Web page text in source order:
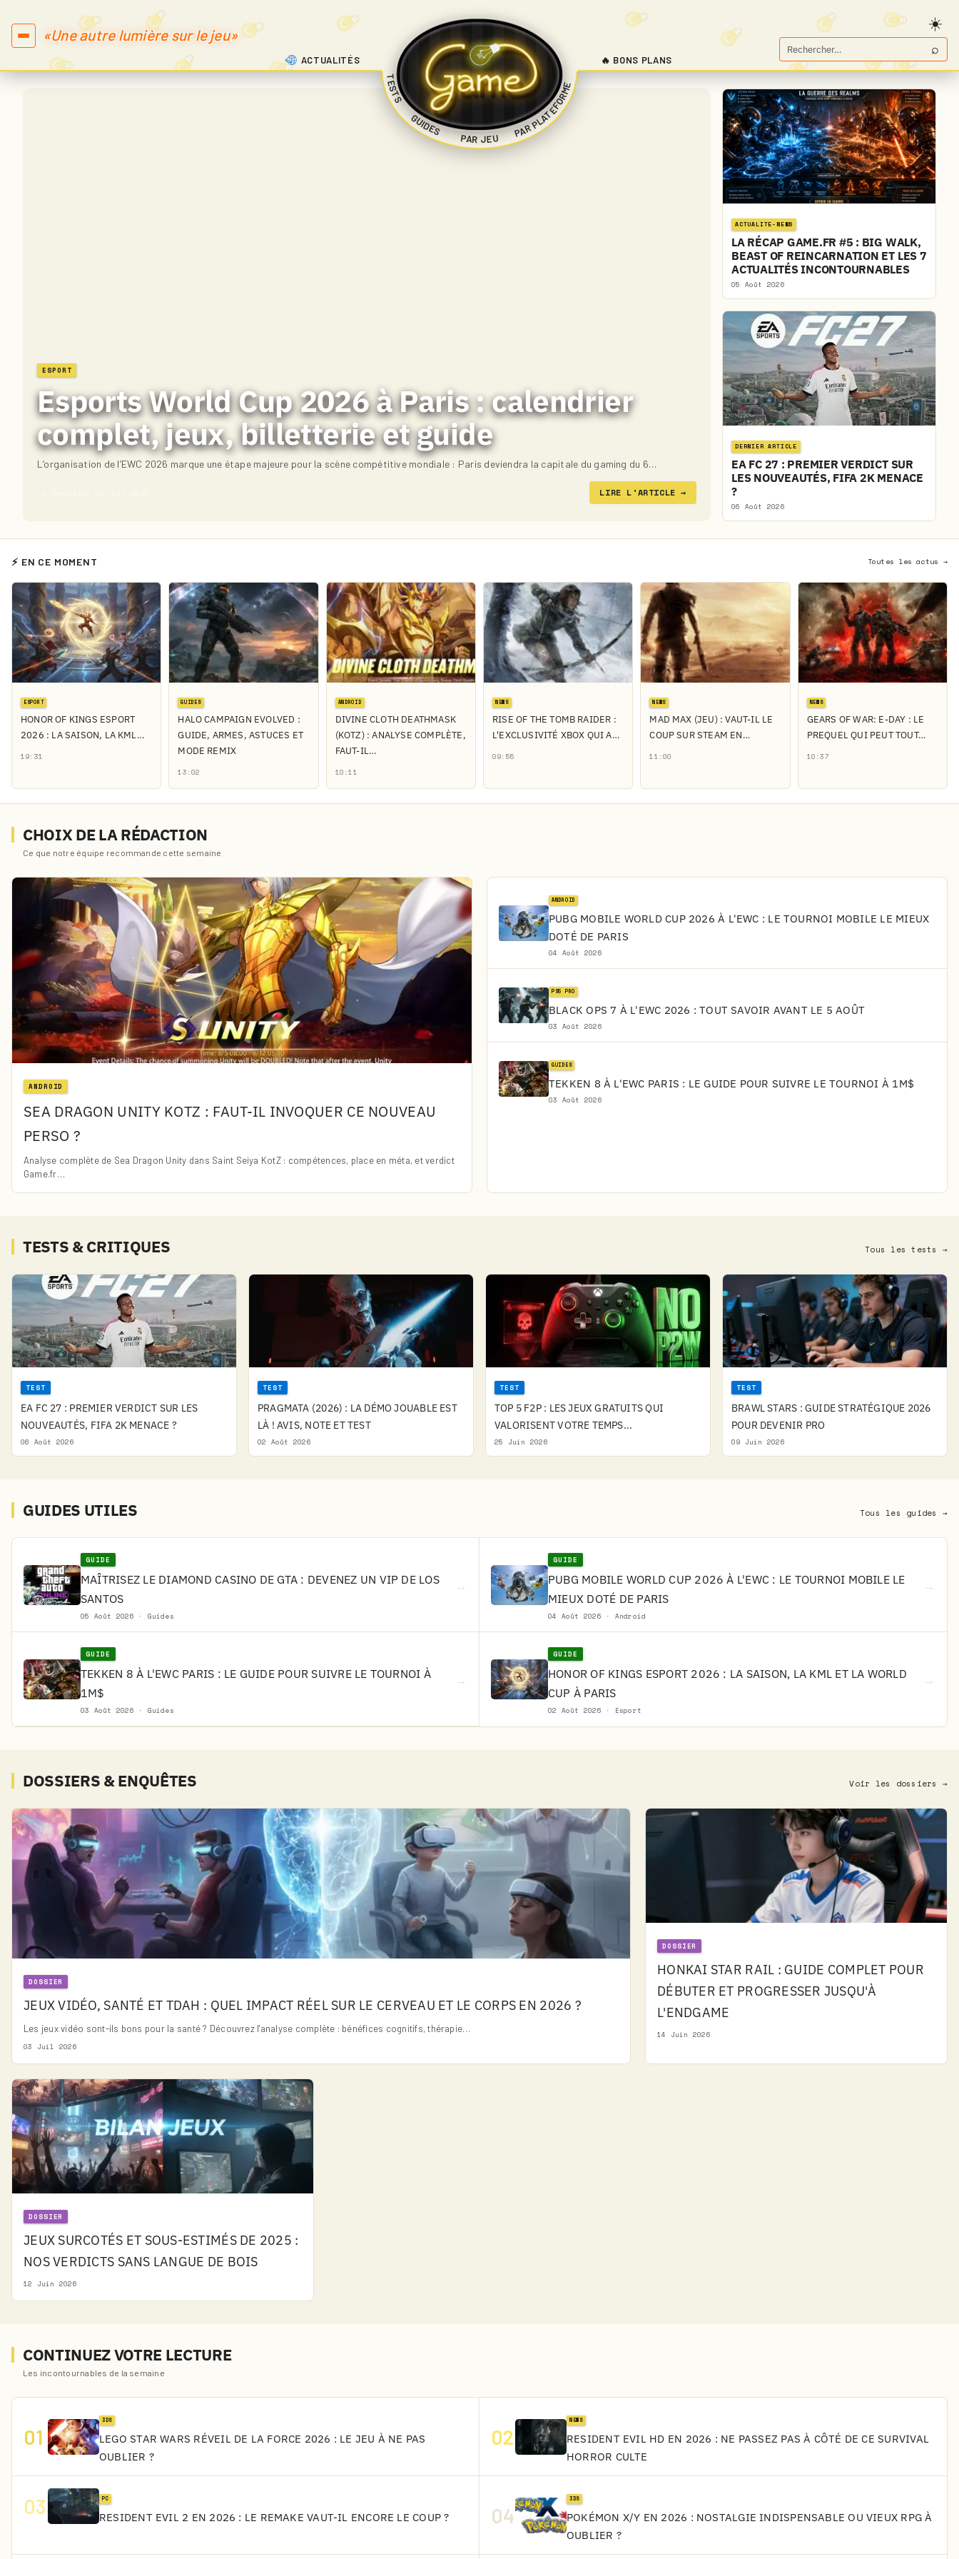
«Une autre lumière sur le jeu»
Rechercher
Game.fr
⌕
ACTUALITÉS
TESTS
GUIDES
PAR JEU PAR PLATEFORME
|
| |
🔥 BONS PLANS
ESPORT
Esports World Cup 2026 à Paris : calendrier
complet, jeux, billetterie et guide
L’organisation de l’EWC 2026 marque une étape majeure pour la scène compétitive mondiale : Paris deviendra la capitale du gaming du 6…
LIRE L'ARTICLE→
ACTUALITE-NEWS
LA RÉCAP GAME.FR #5 : BIG WALK,
BEAST OF REINCARNATION ET LES 7
ACTUALITÉS INCONTOURNABLES
05 Août 2026
DERNIER ARTICLE
EA FC 27 : PREMIER VERDICT SUR
LES NOUVEAUTÉS, FIFA 2K MENACE
?
06 Août 2026
⚡ EN CE MOMENT Toutes les actus →
ESPORT
HONOR OF KINGS ESPORT
2026 : LA SAISON, LA KML…
19:31
GUIDES
HALO CAMPAIGN EVOLVED :
GUIDE, ARMES, ASTUCES ET
MODE REMIX
13:02
ANDROID
DIVINE CLOTH DEATHMASK
(KOTZ) : ANALYSE COMPLÈTE,
FAUT-IL…
10:11
NEWS
RISE OF THE TOMB RAIDER :
L'EXCLUSIVITÉ XBOX QUI A…
09:55
NEWS
MAD MAX (JEU) : VAUT-IL LE
COUP SUR STEAM EN…
11:00
NEWS
GEARS OF WAR: E-DAY : LE
PREQUEL QUI PEUT TOUT…
10:37
CHOIX DE LA RÉDACTION
Ce que notre équipe recommande cette semaine
ANDROID
SEA DRAGON UNITY KOTZ : FAUT-IL INVOQUER CE NOUVEAU
PERSO ?
Analyse complète de Sea Dragon Unity dans Saint Seiya KotZ : compétences, place en méta, et verdict
Game.fr…
ANDROID
PUBG MOBILE WORLD CUP 2026 À L'EWC : LE TOURNOI MOBILE LE MIEUX
DOTÉ DE PARIS
04 Août 2026
PS5 PRO
BLACK OPS 7 À L'EWC 2026 : TOUT SAVOIR AVANT LE 5 AOÛT
03 Août 2026
GUIDES
TEKKEN 8 À L'EWC PARIS : LE GUIDE POUR SUIVRE LE TOURNOI À 1M$
03 Août 2026
TESTS & CRITIQUES Tous les tests →
TEST
EA FC 27 : PREMIER VERDICT SUR LES
NOUVEAUTÉS, FIFA 2K MENACE ?
06 Août 2026
TEST
PRAGMATA (2026) : LA DÉMO JOUABLE EST
LÀ ! AVIS, NOTE ET TEST
02 Août 2026
TEST
TOP 5 F2P : LES JEUX GRATUITS QUI
VALORISENT VOTRE TEMPS...
25 Juin 2026
TEST
BRAWL STARS : GUIDE STRATÉGIQUE 2026
POUR DEVENIR PRO
09 Juin 2026
GUIDES UTILES Tous les guides →
GUIDE
MAÎTRISEZ LE DIAMOND CASINO DE GTA : DEVENEZ UN VIP DE LOS
SANTOS
05 Août 2026 · Guides
→
GUIDE
PUBG MOBILE WORLD CUP 2026 À L'EWC : LE TOURNOI MOBILE LE
MIEUX DOTÉ DE PARIS
04 Août 2026 · Android
→
GUIDE
TEKKEN 8 À L'EWC PARIS : LE GUIDE POUR SUIVRE LE TOURNOI À
1M$
03 Août 2026 · Guides
→
GUIDE
HONOR OF KINGS ESPORT 2026 : LA SAISON, LA KML ET LA WORLD
CUP À PARIS
02 Août 2026 · Esport
→
DOSSIERS & ENQUÊTES Voir les dossiers →
DOSSIER
JEUX VIDÉO, SANTÉ ET TDAH : QUEL IMPACT RÉEL SUR LE CERVEAU ET LE CORPS EN 2026 ?
Les jeux vidéo sont-ils bons pour la santé ? Découvrez l'analyse complète : bénéfices cognitifs, thérapie…
03 Juil 2026
DOSSIER
HONKAI STAR RAIL : GUIDE COMPLET POUR
DÉBUTER ET PROGRESSER JUSQU'À
L'ENDGAME
14 Juin 2026
DOSSIER
JEUX SURCOTÉS ET SOUS-ESTIMÉS DE 2025 :
NOS VERDICTS SANS LANGUE DE BOIS
12 Juin 2026
CONTINUEZ VOTRE LECTURE
Les incontournables de la semaine
01
3DS
LEGO STAR WARS RÉVEIL DE LA FORCE 2026 : LE JEU À NE PAS
OUBLIER ?
02
NEWS
RESIDENT EVIL HD EN 2026 : NE PASSEZ PAS À CÔTÉ DE CE SURVIVAL
HORROR CULTE
03 PC
RESIDENT EVIL 2 EN 2026 : LE REMAKE VAUT-IL ENCORE LE COUP ? 04
3DS
POKÉMON X/Y EN 2026 : NOSTALGIE INDISPENSABLE OU VIEUX RPG À
OUBLIER ?